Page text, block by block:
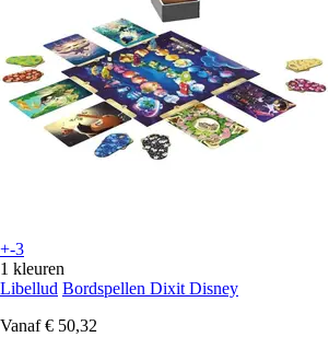
+-3
1 kleuren
Libellud Bordspellen Dixit Disney
Vanaf € 50,32